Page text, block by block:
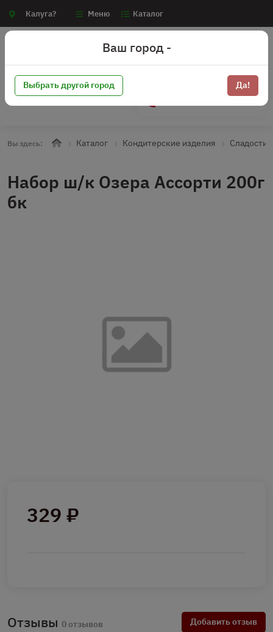
Калуга? Меню Каталог
Вы здесь: Каталог Кондитерские изделия Сладости
Набор ш/к Озера Ассорти 200г
бк
329 ₽
Отзывы 0 отзывов Добавить отзыв
Ваш город -
Выбрать другой город Да!